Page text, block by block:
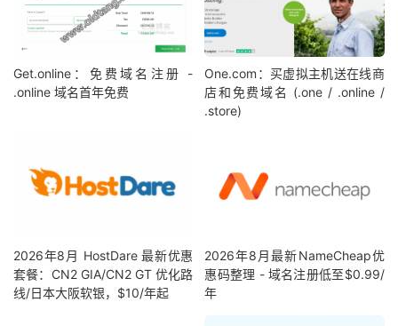
Get.online：免费域名注册 -
.online 域名首年免费
One.com：买虚拟主机送在线商
店和免费域名 (.one / .online /
.store)
2026年8月 HostDare 最新优惠
套餐：CN2 GIA/CN2 GT 优化路
线/日本大阪软银，$10/年起
2026年8月最新NameCheap优
惠码整理 - 域名注册低至$0.99/
年